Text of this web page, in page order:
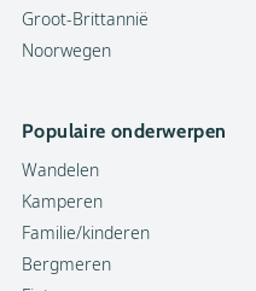
Groot-Brittannië
Noorwegen
Populaire onderwerpen
Wandelen
Kamperen
Familie/kinderen
Bergmeren